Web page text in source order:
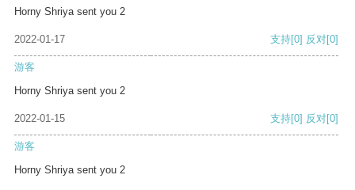
Horny Shriya sent you 2
2022-01-17 支持[0] 反对[0]
游客
Horny Shriya sent you 2
2022-01-15 支持[0] 反对[0]
游客
Horny Shriya sent you 2